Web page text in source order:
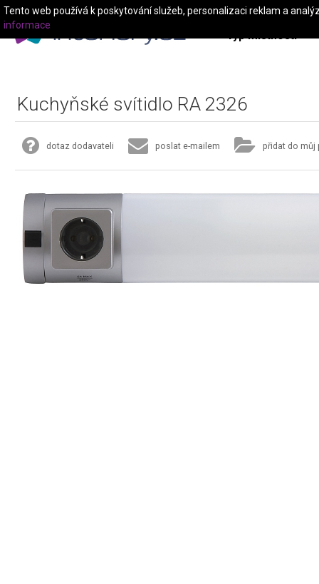
Typ místnosti
Kuchyňské svítidlo RA 2326
dotaz dodavateli poslat e-mailem přidat do můj
Tento web používá k poskytování služeb, personalizaci reklam a
informace